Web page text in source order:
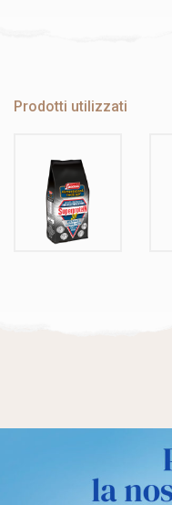
Prodotti utilizzati